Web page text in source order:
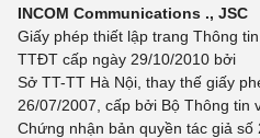
INCOM Communications ., JSC
Giấy phép thiết lập trang Thông
TTĐT cấp ngày 29/10/2010 bởi
Sở TT-TT Hà Nội, thay thế giấy
26/07/2007, cấp bởi Bộ Thông tin
Chứng nhận bản quyền tác giả số